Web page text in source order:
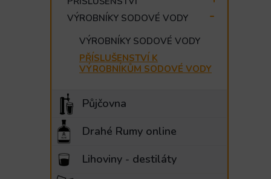
VÝROBNÍKY SODOVÉ VODY
VÝROBNÍKY SODOVÉ VODY
PŘÍSLUŠENSTVÍ K
VÝROBNÍKŮM SODOVÉ VODY
Půjčovna
Drahé Rumy online
Lihoviny - destiláty